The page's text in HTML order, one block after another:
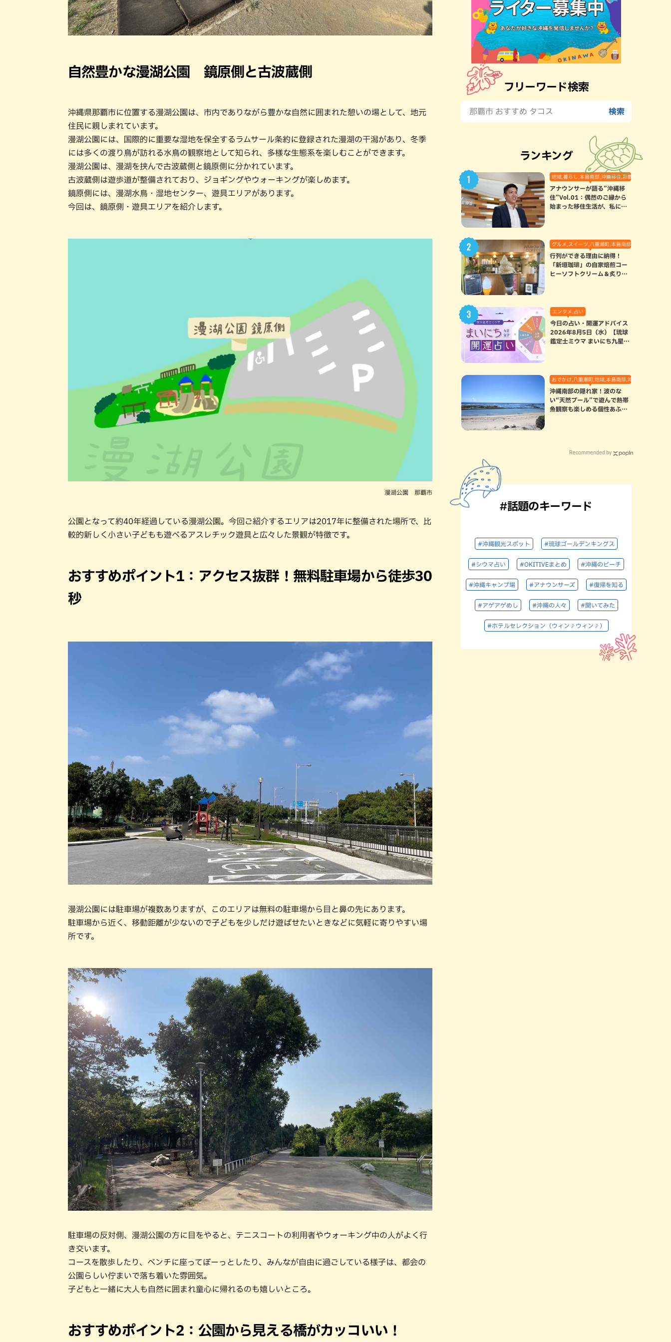
自然豊かな漫湖公園 鏡原側と古波蔵側
沖縄県那覇市に位置する漫湖公園は、市内でありながら豊かな自然に囲まれた憩いの場として、地元
住民に親しまれています。
漫湖公園には、国際的に重要な湿地を保全するラムサール条約に登録された漫湖の干潟があり、冬季
には多くの渡り鳥が訪れる水鳥の観察地として知られ、多様な生態系を楽しむことができます。
漫湖公園は、漫湖を挟んで古波蔵側と鏡原側に分かれています。
古波蔵側は遊歩道が整備されており、ジョギングやウォーキングが楽しめます。
鏡原側には、漫湖水鳥・湿地センター、遊具エリアがあります。
今回は、鏡原側・遊具エリアを紹介します。
漫湖公園 那覇市
公園となって約40年経過している漫湖公園。今回ご紹介するエリアは2017年に整備された場所で、比
較的新しく小さい子どもも遊べるアスレチック遊具と広々した景観が特徴です。
おすすめポイント1：アクセス抜群！無料駐車場から徒歩30
秒
漫湖公園には駐車場が複数ありますが、このエリアは無料の駐車場から目と鼻の先にあります。
駐車場から近く、移動距離が少ないので子どもを少しだけ遊ばせたいときなどに気軽に寄りやすい場
所です。
駐車場の反対側、漫湖公園の方に目をやると、テニスコートの利用者やウォーキング中の人がよく行
き交います。
コースを散歩したり、ベンチに座ってぼーっとしたり、みんなが自由に過ごしている様子は、都会の
公園らしい佇まいで落ち着いた雰囲気。
子どもと一緒に大人も自然に囲まれ童心に帰れるのも嬉しいところ。
おすすめポイント2：公園から見える橋がカッコいい！
フリーワード検索
ランキング
地域,暮らし,本島南部,沖縄移住,那覇市
アナウンサーが語る”沖縄移
住”Vol.01：偶然のご縁から
始まった移住生活が、私にと
グルメ,スイーツ,八重瀬町,本島南部
行列ができる理由に納得！
「新垣珈琲」の自家焙煎コー
ヒーソフトクリーム＆炙りマ
エンタメ,占い
今日の占い・開運アドバイス
2026年8月5日（水）【琉球
鑑定士ミウマ まいにち九星気
おでかけ,八重瀬町,地域,本島南部,沖縄の海,自然
沖縄南部の隠れ家！波のな
い“天然プール”で遊んで熱帯
魚観察も楽しめる個性あふれ
Recommended by
#話題のキーワード
#沖縄観光スポット #琉球ゴールデンキングス
#シウマ占い #OKITIVEまとめ #沖縄のビーチ
#沖縄キャンプ場 #アナウンサーズ #復帰を知る
#アゲアゲめし #沖縄の人々 #聞いてみた
#ホテルセレクション（ウィン♪ウィン♪）